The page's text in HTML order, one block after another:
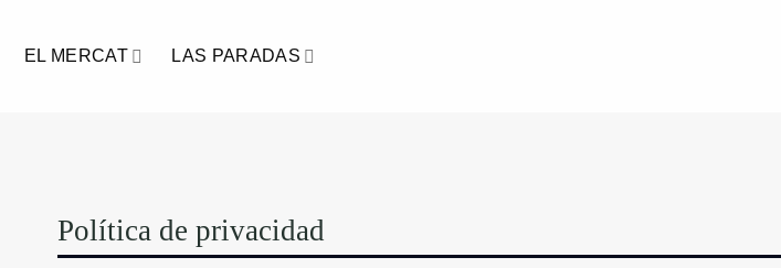
contenido
EL MERCAT LAS PARADAS
Política de privacidad